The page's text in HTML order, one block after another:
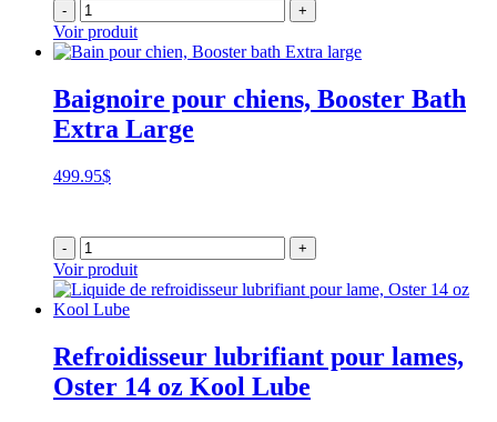
- +
Voir produit
Baignoire pour chiens, Booster Bath
Extra Large
499.95$
- +
Voir produit
Refroidisseur lubrifiant pour lames,
Oster 14 oz Kool Lube